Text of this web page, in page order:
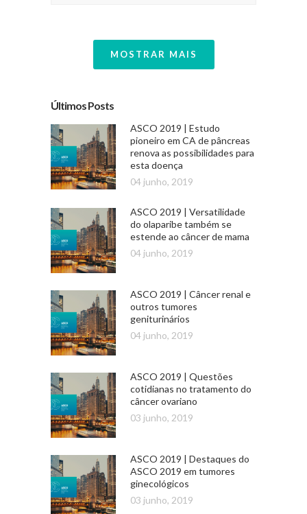
MOSTRAR MAIS
Últimos Posts
ASCO 2019 | Estudo
pioneiro em CA de pâncreas
renova as possibilidades para
esta doença
04 junho, 2019
ASCO 2019 | Versatilidade
do olaparibe também se
estende ao câncer de mama
04 junho, 2019
ASCO 2019 | Câncer renal e
outros tumores
geniturinários
04 junho, 2019
ASCO 2019 | Questões
cotidianas no tratamento do
câncer ovariano
03 junho, 2019
ASCO 2019 | Destaques do
ASCO 2019 em tumores
ginecológicos
03 junho, 2019